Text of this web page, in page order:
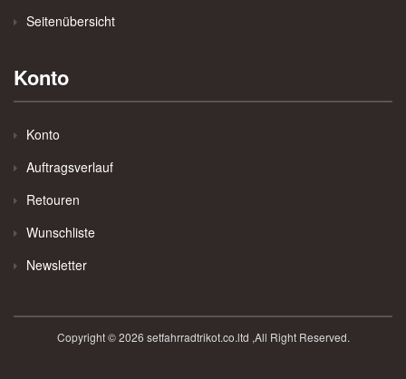
Seitenübersicht
Konto
Konto
Auftragsverlauf
Retouren
Wunschliste
Newsletter
Copyright © 2026 setfahrradtrikot.co.ltd ,All Right Reserved.